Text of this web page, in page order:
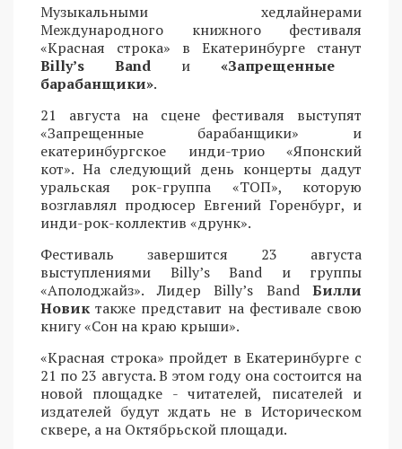
Музыкальными хедлайнерами
Международного книжного фестиваля
«Красная строка» в Екатеринбурге станут
Billy’s Band и «Запрещенные
барабанщики».
21 августа на сцене фестиваля выступят
«Запрещенные барабанщики» и
екатеринбургское инди-трио «Японский
кот». На следующий день концерты дадут
уральская рок-группа «ТОП», которую
возглавлял продюсер Евгений Горенбург, и
инди-рок-коллектив «друнк».
Фестиваль завершится 23 августа
выступлениями Billy’s Band и группы
«Аполоджайз». Лидер Billy’s Band Билли
Новик также представит на фестивале свою
книгу «Сон на краю крыши».
«Красная строка» пройдет в Екатеринбурге с
21 по 23 августа. В этом году она состоится на
новой площадке - читателей, писателей и
издателей будут ждать не в Историческом
сквере, а на Октябрьской площади.